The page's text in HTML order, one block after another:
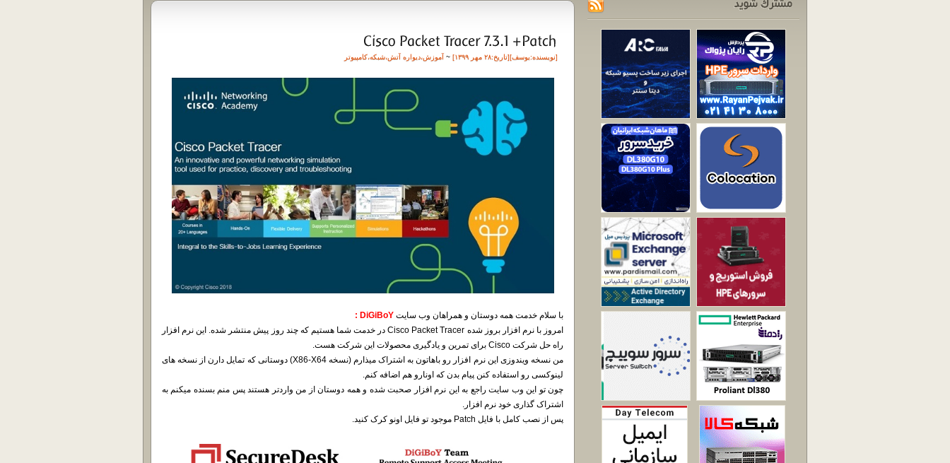
[نویسنده:یوسف][تاريخ:۲۸ مهر ۱۳۹۹] ~ آموزش،دیواره آتش،شبکه،کامپیوتر
با سلام خدمت همه دوستان و همراهان وب سایت DiGiBoY :
امروز با نرم افزار بروز شده Cisco Packet Tracer در خدمت شما هستیم که چند روز پیش منتشر شده. این نرم افزار
راه حل شرکت Cisco برای تمرین و یادگیری محصولات این شرکت هست.
من نسخه ویندوزی این نرم افزار رو باهاتون به اشتراک میذارم (نسخه X86-X64) دوستانی که تمایل دارن از نسخه های
لینوکسی رو استفاده کنن پیام بدن که اونارو هم اضافه کنم.
چون تو این وب سایت راجع به این نرم افزار صحبت شده و همه دوستان از من واردتر هستند پس منم بسنده میکنم به
اشتراک گذاری خود نرم افزار.
پس از نصب کامل با فایل Patch موجود تو فایل اونو کرک کنید.